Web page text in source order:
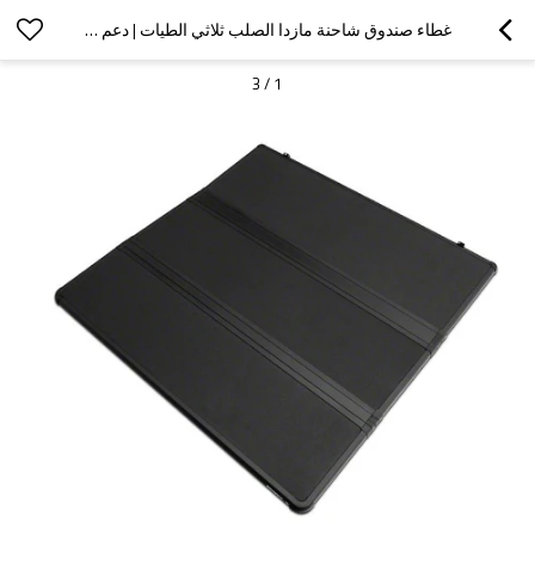
غطاء صندوق شاحنة مازدا الصلب ثلاثي الطيات | دعم OEM
1
/
3